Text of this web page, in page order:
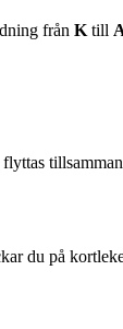
från K till
du på